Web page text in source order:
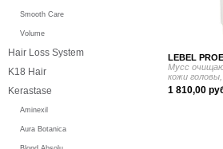
LEBEL
Мусс
кожи
1 810,00
Smooth Care
Volume
Hair Loss System
K18 Hair
Kerastase
Aminexil
Aura Botanica